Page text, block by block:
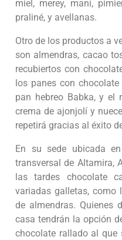
miel, merey, maní,
praliné, y avellanas.
Otro de los productos a
son almendras, cacao
recubiertos con
los panes con
pan hebreo Babka, y el
crema de ajonjolí y
repetirá gracias al éxito
En su sede ubicada
transversal de Altamira,
las tardes chocolate
variadas galletas, como
de almendras. Quienes
casa tendrán la opción
chocolate rallado al